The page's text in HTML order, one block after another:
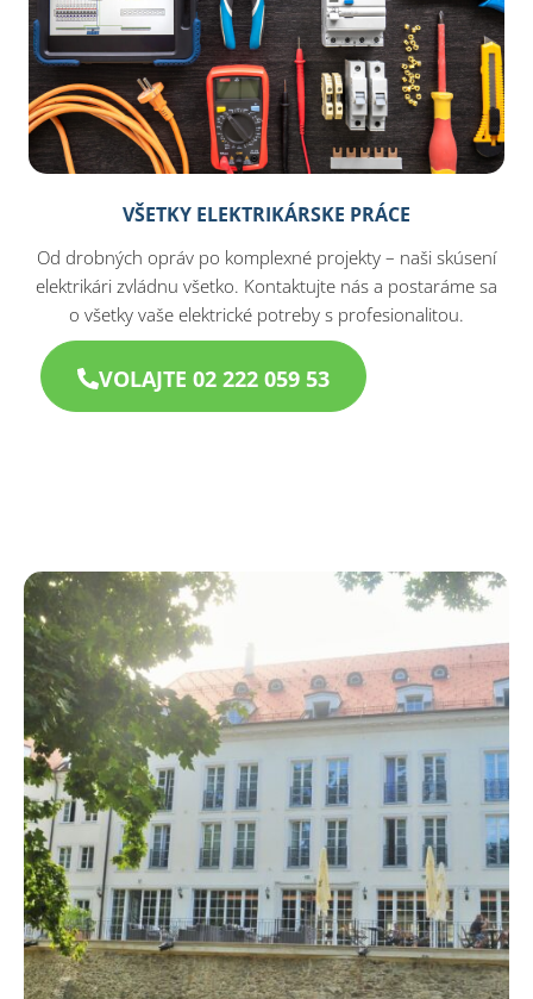
VŠETKY ELEKTRIKÁRSKE PRÁCE
Od drobných opráv po komplexné projekty – naši skúsení
elektrikári zvládnu všetko. Kontaktujte nás a postaráme sa
o všetky vaše elektrické potreby s profesionalitou.
VOLAJTE 02 222 059 53